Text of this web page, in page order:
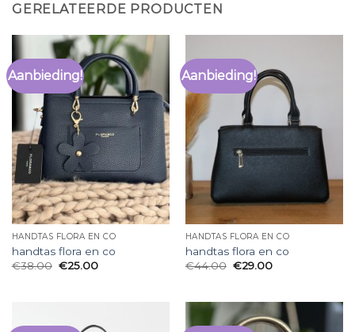
GERELATEERDE PRODUCTEN
Aanbieding!
HANDTAS FLORA EN CO
handtas flora en co
€38.00 €25.00
Aanbieding!
HANDTAS FLORA EN CO
handtas flora en co
€44.00 €29.00